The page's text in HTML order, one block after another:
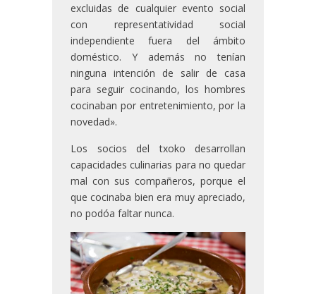
excluidas de cualquier evento social
con representatividad social
independiente fuera del ámbito
doméstico. Y además no tenían
ninguna intención de salir de casa
para seguir cocinando, los hombres
cocinaban por entretenimiento, por la
novedad».
Los socios del txoko desarrollan
capacidades culinarias para no quedar
mal con sus compañeros, porque el
que cocinaba bien era muy apreciado,
no podóa faltar nunca.